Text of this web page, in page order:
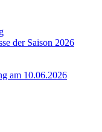
der Saison 2026
am 10.06.2026